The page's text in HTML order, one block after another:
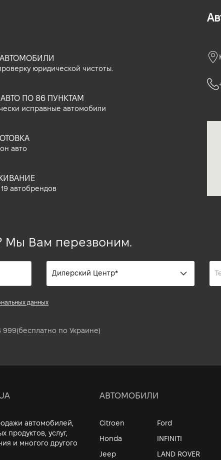
юридической чистоты.
ПО 86 ПУНКТАМ
исправные автомобили
авто
автобрендов
Мы Вам перезвоним.
данных
999(бесплатно по Украине)
автомобилей,
продуктов, услуг,
и многого другого
АВТОМОБИЛИ
Citroen
Ford
Honda
INFINITI
Jeep
LAND ROVER